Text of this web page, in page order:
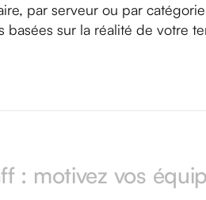
par serveur ou par
basées sur la réalité de votre
: motivez vos